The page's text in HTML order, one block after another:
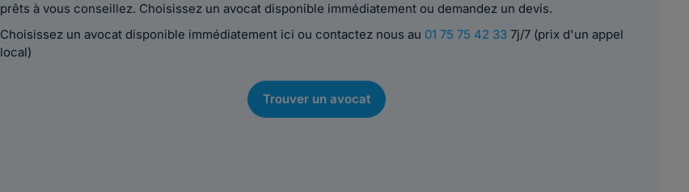
prêts à vous conseillez. Choisissez un avocat disponible immédiatement ou demandez un devis.
Choisissez un avocat disponible immédiatement ici ou contactez nous au 01 75 75 42 337j/7 (prix d'un appel
local)
Trouver un avocat